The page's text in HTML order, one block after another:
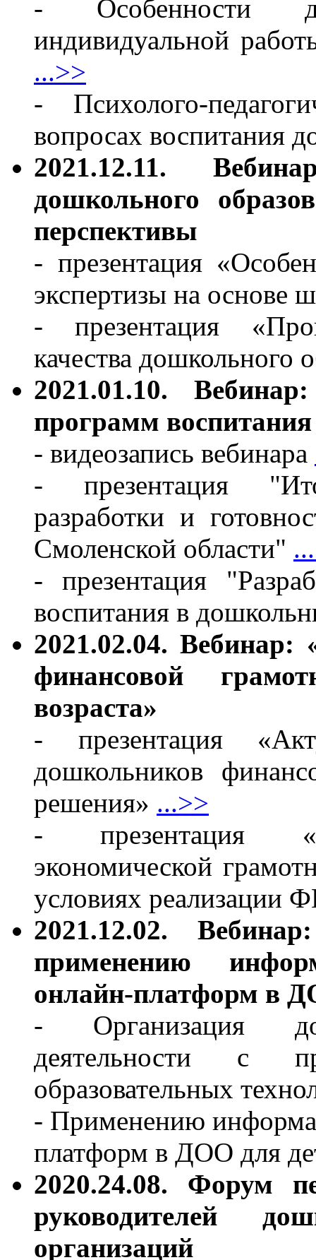
- Особенности
индивидуальной
...>>
- Психолого-
вопросах воспитания
2021.12.11.
дошкольного
перспективы
- презентация
экспертизы на
- презентация
качества дошкольного
2021.01.10.
программ
- видеозапись вебинара
- презентация
разработки и
Смоленской области"
- презентация
воспитания в
2021.02.04. Вебинар:
финансовой
возраста»
- презентация
дошкольников
решения» ...>>
- презентация
экономической
условиях
2021.12.02.
применению
онлайн-платформ в
- Организация
деятельности с
образовательных
- Применению
платформ в ДОО для
2020.24.08. Форум
руководителей
организаций